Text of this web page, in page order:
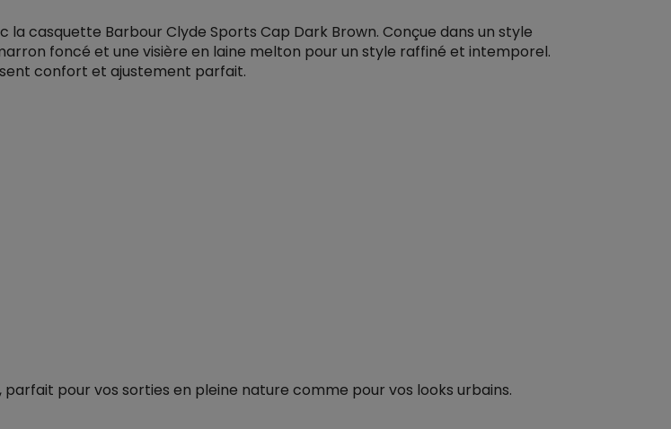
casquette Barbour Clyde Sports Cap Dark Brown. Conçue dans un style
foncé et une visière en laine melton pour un style raffiné et intemporel.
confort et ajustement parfait.
pour vos sorties en pleine nature comme pour vos looks urbains.